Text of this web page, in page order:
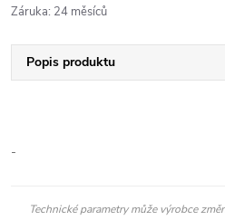
Záruka: 24 měsíců
Popis produktu
-
Technické parametry může výrobce